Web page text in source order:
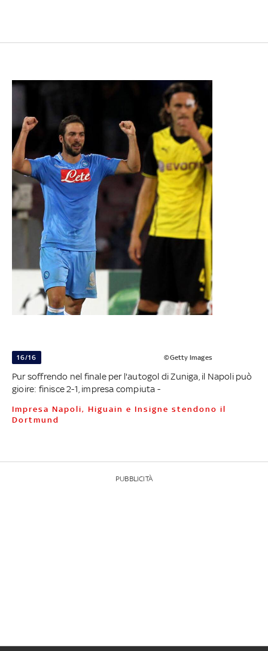
16/16 ©Getty Images
Pur soffrendo nel finale per l'autogol di Zuniga, il Napoli può
gioire: finisce 2-1, impresa compiuta -
Impresa Napoli, Higuain e Insigne stendono il
Dortmund
PUBBLICITÀ